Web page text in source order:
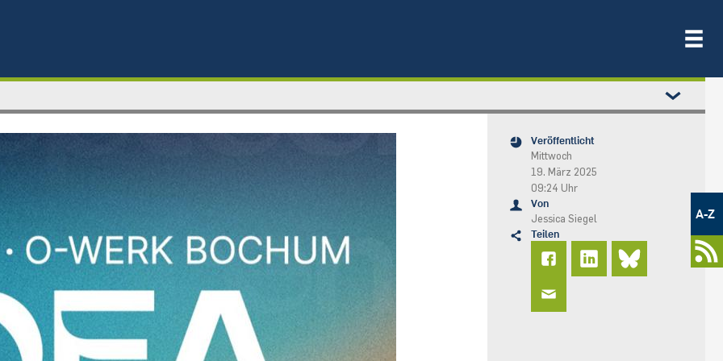
Metamenü
A-Z
Veröffentlicht
Mittwoch
19. März 2025
09:24 Uhr
Von
Jessica Siegel
Teilen